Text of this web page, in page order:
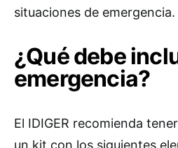
situaciones de emergencia.
¿Qué debe
emergencia?
El IDIGER recomienda
un kit con los siguientes